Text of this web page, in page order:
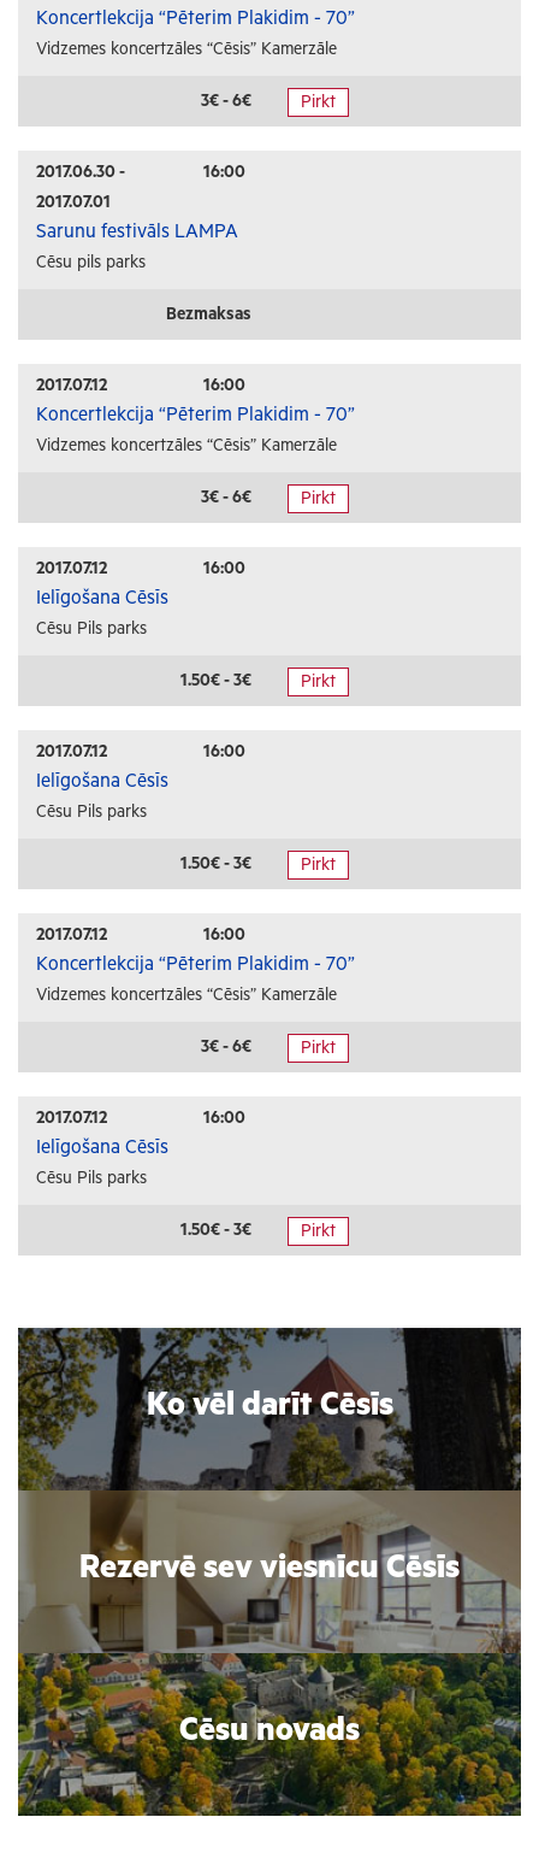
Koncertlekcija “Pēterim Plakidim - 70”
Vidzemes koncertzāles “Cēsis” Kamerzāle
3€ - 6€ Pirkt
2017.06.30 -
2017.07.01
16:00
Sarunu festivāls LAMPA
Cēsu pils parks
Bezmaksas
2017.07.12 16:00
Koncertlekcija “Pēterim Plakidim - 70”
Vidzemes koncertzāles “Cēsis” Kamerzāle
3€ - 6€ Pirkt
2017.07.12 16:00
Ielīgošana Cēsīs
Cēsu Pils parks
1.50€ - 3€ Pirkt
2017.07.12 16:00
Ielīgošana Cēsīs
Cēsu Pils parks
1.50€ - 3€ Pirkt
2017.07.12 16:00
Koncertlekcija “Pēterim Plakidim - 70”
Vidzemes koncertzāles “Cēsis” Kamerzāle
3€ - 6€ Pirkt
2017.07.12 16:00
Ielīgošana Cēsīs
Cēsu Pils parks
1.50€ - 3€ Pirkt
Ko vēl darīt Cēsīs
Rezervē sev viesnīcu Cēsīs
Cēsu novads